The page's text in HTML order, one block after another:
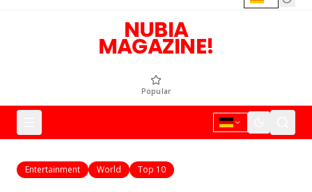
NUBIA
MAGAZINE!
Popular
Entertainment World Top 10